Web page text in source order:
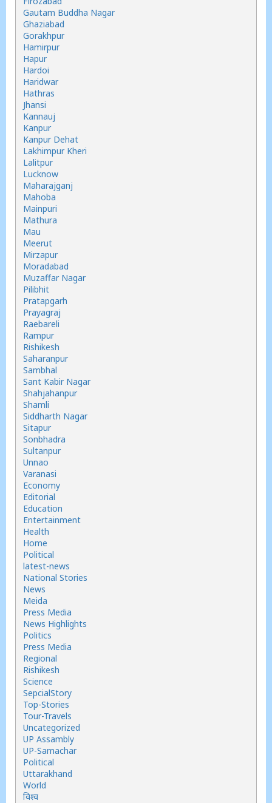
Gautam Buddha Nagar
Ghaziabad
Gorakhpur
Hamirpur
Hapur
Hardoi
Haridwar
Hathras
Jhansi
Kannauj
Kanpur
Kanpur Dehat
Lakhimpur Kheri
Lalitpur
Lucknow
Maharajganj
Mahoba
Mainpuri
Mathura
Mau
Meerut
Mirzapur
Moradabad
Muzaffar Nagar
Pilibhit
Pratapgarh
Prayagraj
Raebareli
Rampur
Rishikesh
Saharanpur
Sambhal
Sant Kabir Nagar
Shahjahanpur
Shamli
Siddharth Nagar
Sitapur
Sonbhadra
Sultanpur
Unnao
Varanasi
Economy
Editorial
Education
Entertainment
Health
Home
Political
latest-news
National Stories
News
Meida
Press Media
News Highlights
Politics
Press Media
Regional
Rishikesh
Science
SepcialStory
Top-Stories
Tour-Travels
Uncategorized
UP Assambly
UP-Samachar
Political
Uttarakhand
World
विश्व